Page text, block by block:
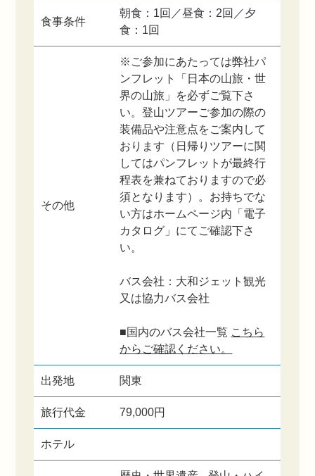
食事条件
朝食：1回／昼食：2回／夕
食：1回
その他
※ご参加にあたっては弊社パ
ンフレット「日本の山旅・世
界の山旅」を必ずご覧下さ
い。登山ツアーご参加の際の
装備品や注意点をご案内して
おります（日帰りツアーに関
してはパンフレットが最終行
程表を兼ねておりますので必
須となります）。お持ちでな
い方はホームページ内「電子
カタログ」にてご確認下さ
い。
バス会社：大和ジェット観光
又は協力バス会社
■国内のバス会社一覧 こちら
からご確認ください。
出発地 関東
旅行代金 79,000円
ホテル